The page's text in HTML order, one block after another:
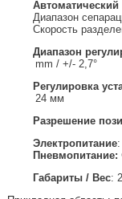
Автоматический
Диапазон
Скорость
Диапазон
mm / +/- 2,7°
Регулировка
24 мм
Разрешение
Электропитание
Пневмопитание:
Габариты / Вес: